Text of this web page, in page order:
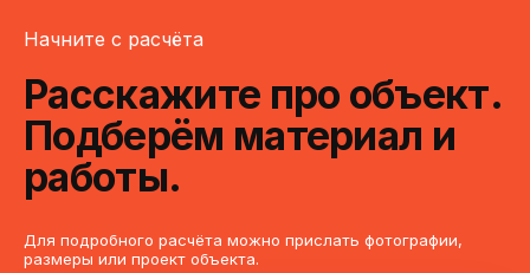
Начните с расчёта
Расскажите про объект.
Подберём материал и
работы.
Для подробного расчёта можно прислать фотографии,
размеры или проект объекта.